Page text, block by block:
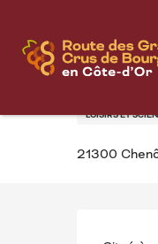
contenu
principal
LOISIRS ET
21300